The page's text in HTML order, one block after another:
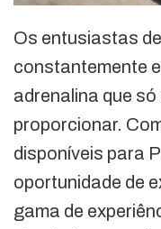
Os entusiastas
constantemente
adrenalina que
proporcionar.
disponíveis para
oportunidade de
gama de